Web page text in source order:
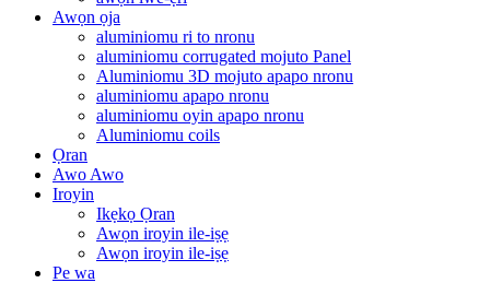
Awọn ọja
aluminiomu ri to nronu
aluminiomu corrugated mojuto Panel
Aluminiomu 3D mojuto apapo nronu
aluminiomu apapo nronu
aluminiomu oyin apapo nronu
Aluminiomu coils
Ọran
Awo Awo
Iroyin
Ikẹkọ Ọran
Awọn iroyin ile-iṣẹ
Awọn iroyin ile-iṣẹ
Pe wa